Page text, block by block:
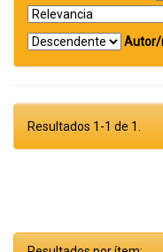
Autor/
Resultados 1-1 de 1.